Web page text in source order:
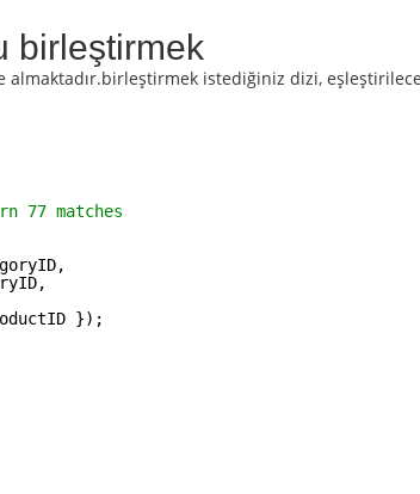
birleştirmek
istediğiniz dizi,
77 matches
});